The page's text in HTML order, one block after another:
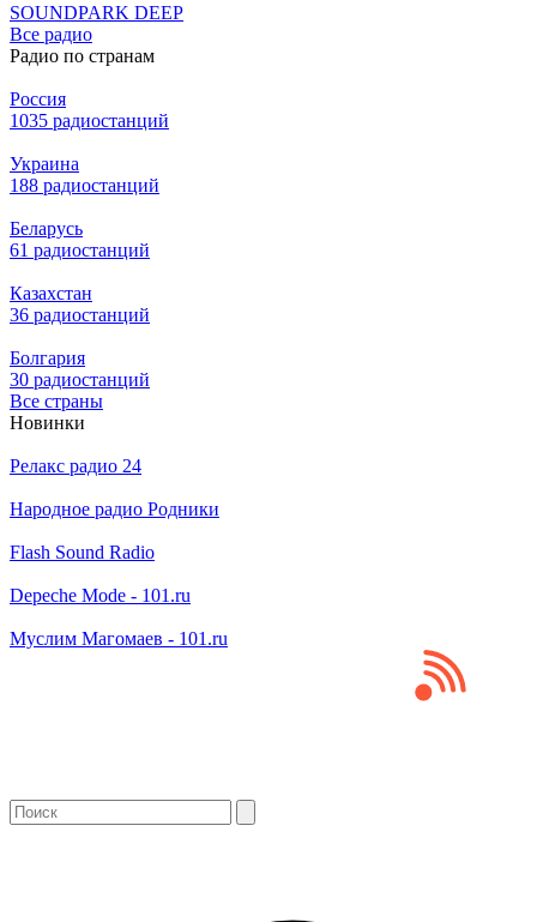
SOUNDPARK DEEP
Все радио
Радио по странам
Россия
1035 радиостанций
Украина
188 радиостанций
Беларусь
61 радиостанций
Казахстан
36 радиостанций
Болгария
30 радиостанций
Все страны
Новинки
Релакс радио 24
Народное радио Родники
Flash Sound Radio
Depeche Mode - 101.ru
Муслим Магомаев - 101.ru